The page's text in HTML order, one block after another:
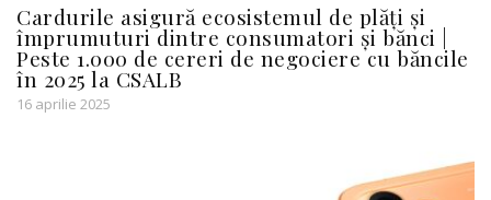
Cardurile asigură ecosistemul de plăți și
împrumuturi dintre consumatori și bănci |
Peste 1.000 de cereri de negociere cu băncile
în 2025 la CSALB
16 aprilie 2025